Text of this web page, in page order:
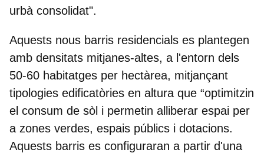
urbà consolidat".
Aquests nous barris residencials es plantegen
amb densitats mitjanes-altes, a l'entorn dels
50-60 habitatges per hectàrea, mitjançant
tipologies edificatòries en altura que “optimitzin
el consum de sòl i permetin alliberar espai per
a zones verdes, espais públics i dotacions.
Aquests barris es configuraran a partir d'una